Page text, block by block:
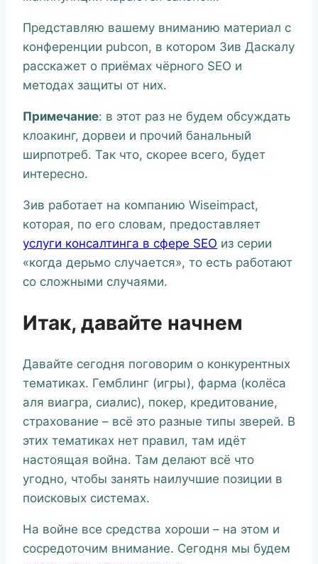
Представляю вашему вниманию материал с
конференции pubcon, в котором Зив Даскалу
расскажет о приёмах чёрного SEO и
методах защиты от них.
Примечание: в этот раз не будем обсуждать
клоакинг, дорвеи и прочий банальный
ширпотреб. Так что, скорее всего, будет
интересно.
Зив работает на компанию Wiseimpact,
которая, по его словам, предоставляет
услуги консалтинга в сфере SEO из серии
«когда дерьмо случается», то есть работают
со сложными случаями.
Итак, давайте начнем
Давайте сегодня поговорим о конкурентных
тематиках. Гемблинг (игры), фарма (колёса
аля виагра, сиалис), покер, кредитование,
страхование – всё это разные типы зверей. В
этих тематиках нет правил, там идёт
настоящая война. Там делают всё что
угодно, чтобы занять наилучшие позиции в
поисковых системах.
На войне все средства хороши – на этом и
сосредоточим внимание. Сегодня мы будем